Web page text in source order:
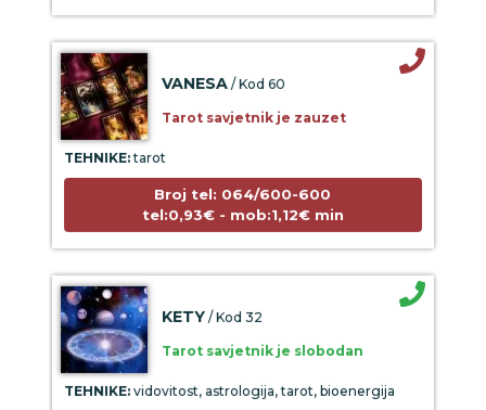
VANESA / Kod 60
Tarot savjetnik je zauzet
TEHNIKE: tarot
Broj tel: 064/600-600
tel:0,93€ - mob:1,12€ min
KETY / Kod 32
Tarot savjetnik je slobodan
TEHNIKE: vidovitost, astrologija, tarot, bioenergija